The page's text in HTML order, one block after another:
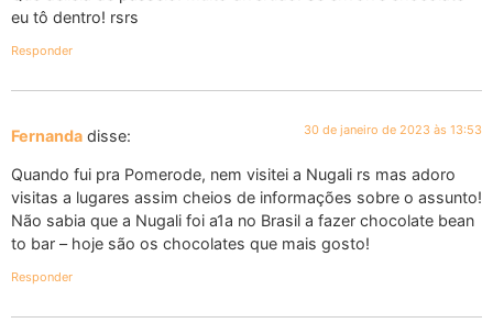
eu tô dentro! rsrs
Responder
Fernanda disse: 30 de janeiro de 2023 às 13:53
Quando fui pra Pomerode, nem visitei a Nugali rs mas adoro
visitas a lugares assim cheios de informações sobre o assunto!
Não sabia que a Nugali foi a1a no Brasil a fazer chocolate bean
to bar – hoje são os chocolates que mais gosto!
Responder